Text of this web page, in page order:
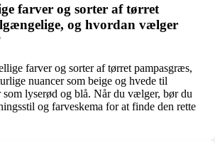
farver og sorter af tørret
og hvordan vælger
farver og sorter af tørret pampasgræs,
nuancer som beige og hvede til
som lyserød og blå. Når du vælger, bør du
og farveskema for at finde den rette